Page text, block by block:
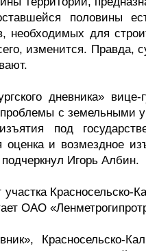
половины
необходимых для
изменится. Правда,
дневника»
с земельными
под
оценка и возмездное
Игорь Албин.
ОАО
Красносельско-